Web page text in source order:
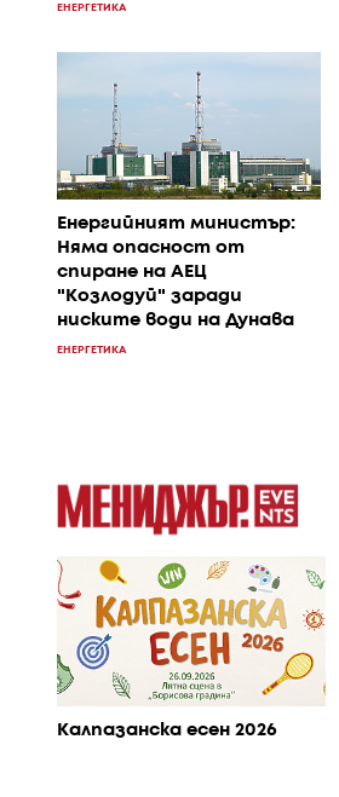
ЕНЕРГЕТИКА
Енергийният министър:
Няма опасност от
спиране на АЕЦ
"Козлодуй" заради
ниските води на Дунава
ЕНЕРГЕТИКА
Калпазанска есен 2026